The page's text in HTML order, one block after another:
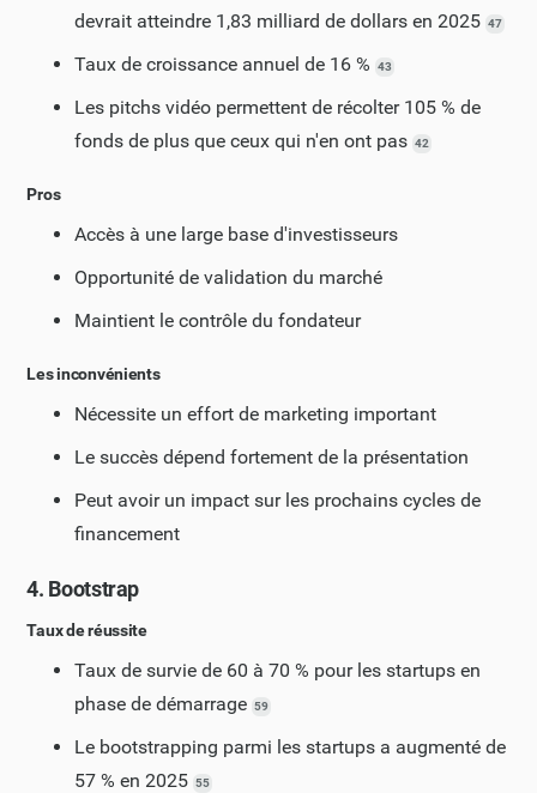
devrait atteindre 1,83 milliard de dollars en 2025 47
Taux de croissance annuel de 16 % 43
Les pitchs vidéo permettent de récolter 105 % de
fonds de plus que ceux qui n'en ont pas 42
Pros
Accès à une large base d'investisseurs
Opportunité de validation du marché
Maintient le contrôle du fondateur
Les inconvénients
Nécessite un effort de marketing important
Le succès dépend fortement de la présentation
Peut avoir un impact sur les prochains cycles de
financement
4. Bootstrap
Taux de réussite
Taux de survie de 60 à 70 % pour les startups en
phase de démarrage 59
Le bootstrapping parmi les startups a augmenté de
57 % en 2025 55